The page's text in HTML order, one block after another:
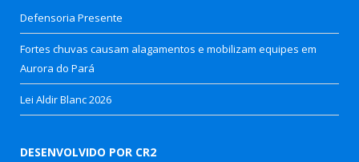
Defensoria Presente
Fortes chuvas causam alagamentos e mobilizam equipes em
Aurora do Pará
Lei Aldir Blanc 2026
DESENVOLVIDO POR CR2